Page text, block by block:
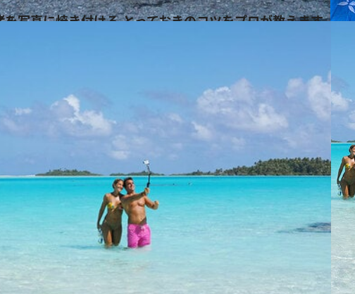
写真に焼き付ける とっておきのコツをプロが教えます
ル